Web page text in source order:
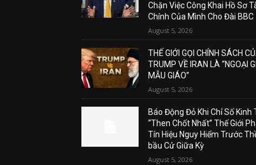
Chặn Việc Công Khai Hồ Sơ
Chính Của Mình Cho Đài BBC
August 5, 2026
THẾ GIỚI GỌI CHÍNH SÁCH
TRUMP VỀ IRAN LÀ “NGOẠI
MẪU GIÁO”
August 5, 2026
Báo Động Đỏ Khi Chỉ Số Kinh
“Then Chốt Nhất” Thế Giới
Tín Hiệu Nguy Hiểm Trước
bầu Cử Giữa Kỳ
August 5, 2026